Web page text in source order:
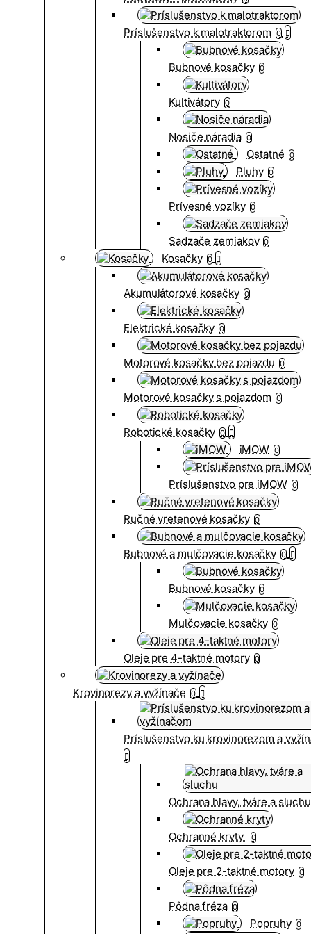
Príslušenstvo k malotraktorom 0
Bubnové kosačky 0
Kultivátory 0
Nosiče náradia 0
Ostatné 0
Pluhy 0
Prívesné vozíky 0
Sadzače zemiakov 0
Kosačky 0
Akumulátorové kosačky 0
Elektrické kosačky 0
Motorové kosačky bez pojazdu 0
Motorové kosačky s pojazdom 0
Robotické kosačky 0
iMOW 0
Príslušenstvo pre iMOW 0
Ručné vretenové kosačky 0
Bubnové a mulčovacie kosačky 0
Bubnové kosačky 0
Mulčovacie kosačky 0
Oleje pre 4-taktné motory 0
Krovinorezy a vyžínače 0
Príslušenstvo ku krovinorezom a
Ochrana hlavy, tváre a sluchu
Ochranné kryty 0
Oleje pre 2-taktné motory 0
Pôdna fréza 0
Popruhy 0